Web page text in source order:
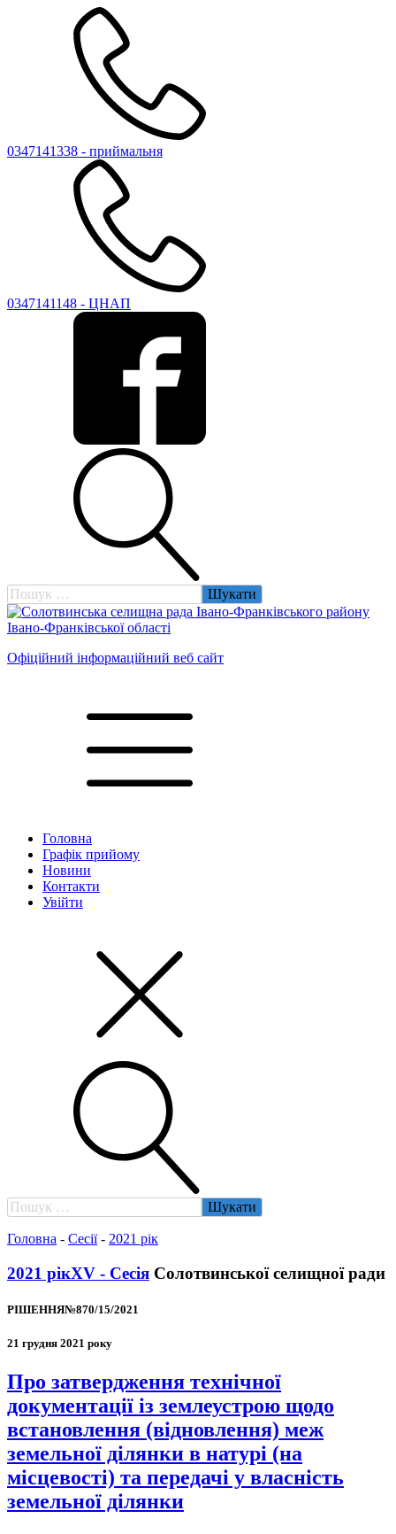
0347141338 - приймальня
0347141148 - ЦНАП
Пошук:
Офіційний інформаційний веб сайт
Головна
Графік прийому
Новини
Контакти
Увійти
Пошук:
Головна - Сесії- 2021 рік
2021 рікXV - Сесія Солотвинської селищної ради
РІШЕННЯ№870/15/2021
21 грудня 2021 року
Про затвердження технічної
документації із землеустрою щодо
встановлення (відновлення) меж
земельної ділянки в натурі (на
місцевості) та передачі у власність
земельної ділянки